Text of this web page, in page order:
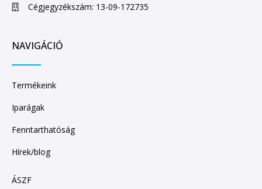
Cégjegyzékszám: 13-09-172735
NAVIGÁCIÓ
Termékeink
Iparágak
Fenntarthatóság
Hírek/blog
ÁSZF